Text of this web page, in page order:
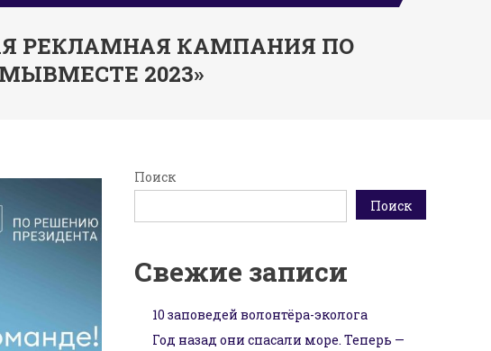
РЕКЛАМНАЯ КАМПАНИЯ ПО
2023»
Поиск
Поиск
Свежие записи
10 заповедей волонтёра-эколога
Год назад они спасали море. Теперь —